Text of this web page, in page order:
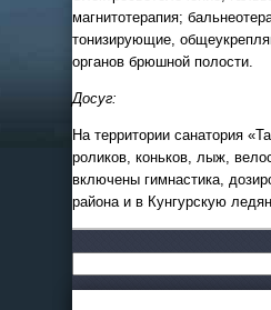
магнитотерапия;
тонизирующие,
органов брюшной полости.
Досуг:
На территории санатория
роликов, коньков, лыж,
включены гимнастика,
района и в Кунгурскую